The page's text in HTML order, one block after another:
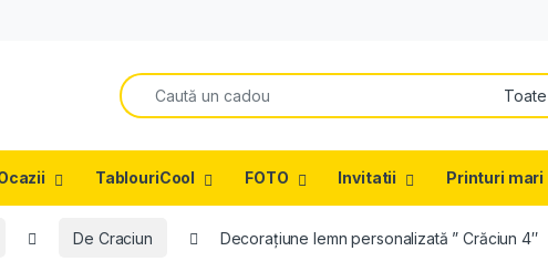
Search for:
TablouriCool FOTO Invitatii Printuri mari
De Craciun Decorațiune lemn personalizată ” Crăciun 4″